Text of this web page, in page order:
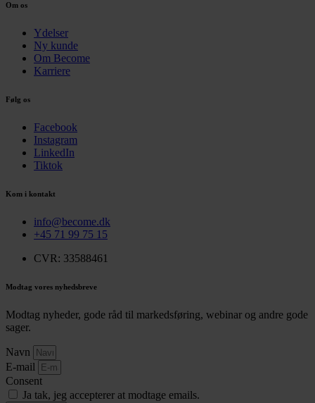
Om os
Ydelser
Ny kunde
Om Become
Karriere
Følg os
Facebook
Instagram
LinkedIn
Tiktok
Kom i kontakt
info@become.dk
+45 71 99 75 15
CVR: 33588461
Modtag vores nyhedsbreve
Modtag nyheder, gode råd til markedsføring, webinar og andre gode
sager.
Navn
E-mail
Consent
Ja tak, jeg accepterer at modtage emails.